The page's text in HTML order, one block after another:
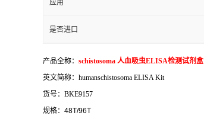
应用
是否进口
产品全称： schistosoma 人血吸虫ELISA检测试剂盒
英文简称： humanschistosoma ELISA Kit
货号： BKE9157
规格： 48T/96T